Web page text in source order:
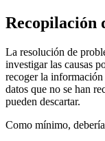
Recopilación
La resolución de
investigar las causas
recoger la
datos que no se han
pueden descartar.
Como mínimo,